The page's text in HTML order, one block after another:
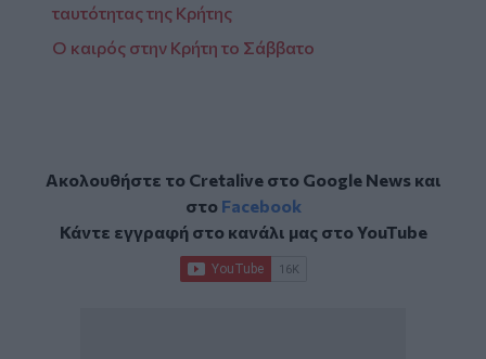
ταυτότητας της Κρήτης
Ο καιρός στην Κρήτη το Σάββατο
Ακολουθήστε το Cretalive στο Google Newsκαι
στο Facebook
Κάντε εγγραφή στο κανάλι μας στοYouTube